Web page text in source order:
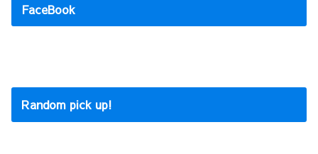
FaceBook
Random pick up!